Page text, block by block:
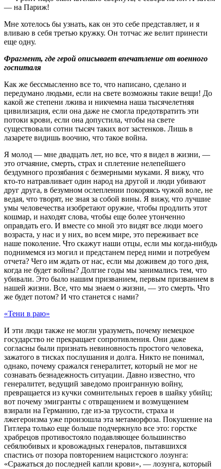
— на Париж!
Мне хотелось бы узнать, как он это себе представляет, и я
вливаю в себя третью кружку. Он тотчас же велит принести
еще одну.
Фрагмент, где герой описывает впечатление от военного
госпиталя
Как же бессмысленно все то, что написано, сделано и
передумано людьми, если на свете возможны такие вещи! До
какой же степени лжива и никчемна наша тысячелетняя
цивилизация, если она даже не смогла предотвратить эти
потоки крови, если она допустила, чтобы на свете
существовали сотни тысяч таких вот застенков. Лишь в
лазарете видишь воочию, что такое война.
Я молод — мне двадцать лет, но все, что я видел в жизни, —
это отчаяние, смерть, страх и сплетение нелепейшего
бездумного прозябания с безмерными муками. Я вижу, что
кто-то натравливает один народ на другой и люди убивают
друг друга, в безумном ослеплении покоряясь чужой воле, не
ведая, что творят, не зная за собой вины. Я вижу, что лучшие
умы человечества изобретают оружие, чтобы продлить этот
кошмар, и находят слова, чтобы еще более утонченно
оправдать его. И вместе со мной это видят все люди моего
возраста, у нас и у них, во всем мире, это переживает все
наше поколение. Что скажут наши отцы, если мы когда-нибудь
поднимемся из могил и предстанем перед ними и потребуем
отчета? Чего им ждать от нас, если мы доживем до того дня,
когда не будет войны? Долгие годы мы занимались тем, что
убивали. Это было нашим призванием, первым призванием в
нашей жизни. Все, что мы знаем о жизни, — это смерть. Что
же будет потом? И что станется с нами?
«Тени в раю»
И эти люди также не могли уразуметь, почему немецкое
государство не прекращает сопротивления. Они даже
согласны были признать невиновность простого человека,
зажатого в тисках послушания и долга. Никто не понимал,
однако, почему сражался генералитет, который не мог не
сознавать безнадежность ситуации. Давно известно, что
генералитет, ведущий заведомо проигранную войну,
превращается из кучки сомнительных героев в шайку убийц;
вот почему эмигранты с отвращением и возмущением
взирали на Германию, где из-за трусости, страха и
лжегероизма уже произошла эта метаморфоза. Покушение на
Гитлера только еще больше подчеркнуло все это: горстке
храбрецов противостояло подавляющее большинство
себялюбивых и кровожадных генералов, пытавшихся
спастись от позора повторением нацистского лозунга:
«Сражаться до последней капли крови», — лозунга, который